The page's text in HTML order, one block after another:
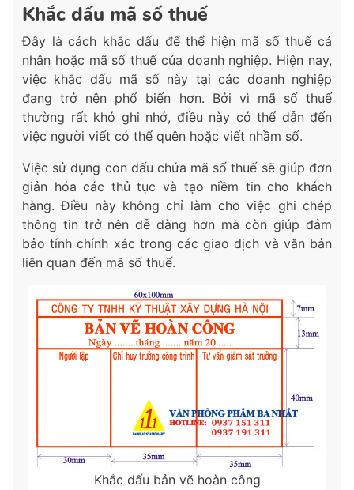
Khắc dấu mã số thuế
Đây là cách khắc dấu để thể hiện mã số thuế cá
nhân hoặc mã số thuế của doanh nghiệp. Hiện nay,
việc khắc dấu mã số này tại các doanh nghiệp
đang trở nên phổ biến hơn. Bởi vì mã số thuế
thường rất khó ghi nhớ, điều này có thể dẫn đến
việc người viết có thể quên hoặc viết nhầm số.
Việc sử dụng con dấu chứa mã số thuế sẽ giúp đơn
giản hóa các thủ tục và tạo niềm tin cho khách
hàng. Điều này không chỉ làm cho việc ghi chép
thông tin trở nên dễ dàng hơn mà còn giúp đảm
bảo tính chính xác trong các giao dịch và văn bản
liên quan đến mã số thuế.
Khắc dấu bản vẽ hoàn công